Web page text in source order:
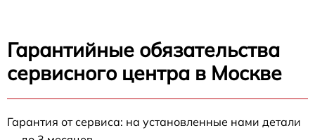
Гарантийные обязательства
сервисного центра в Москве
Гарантия от сервиса: на установленные нами детали